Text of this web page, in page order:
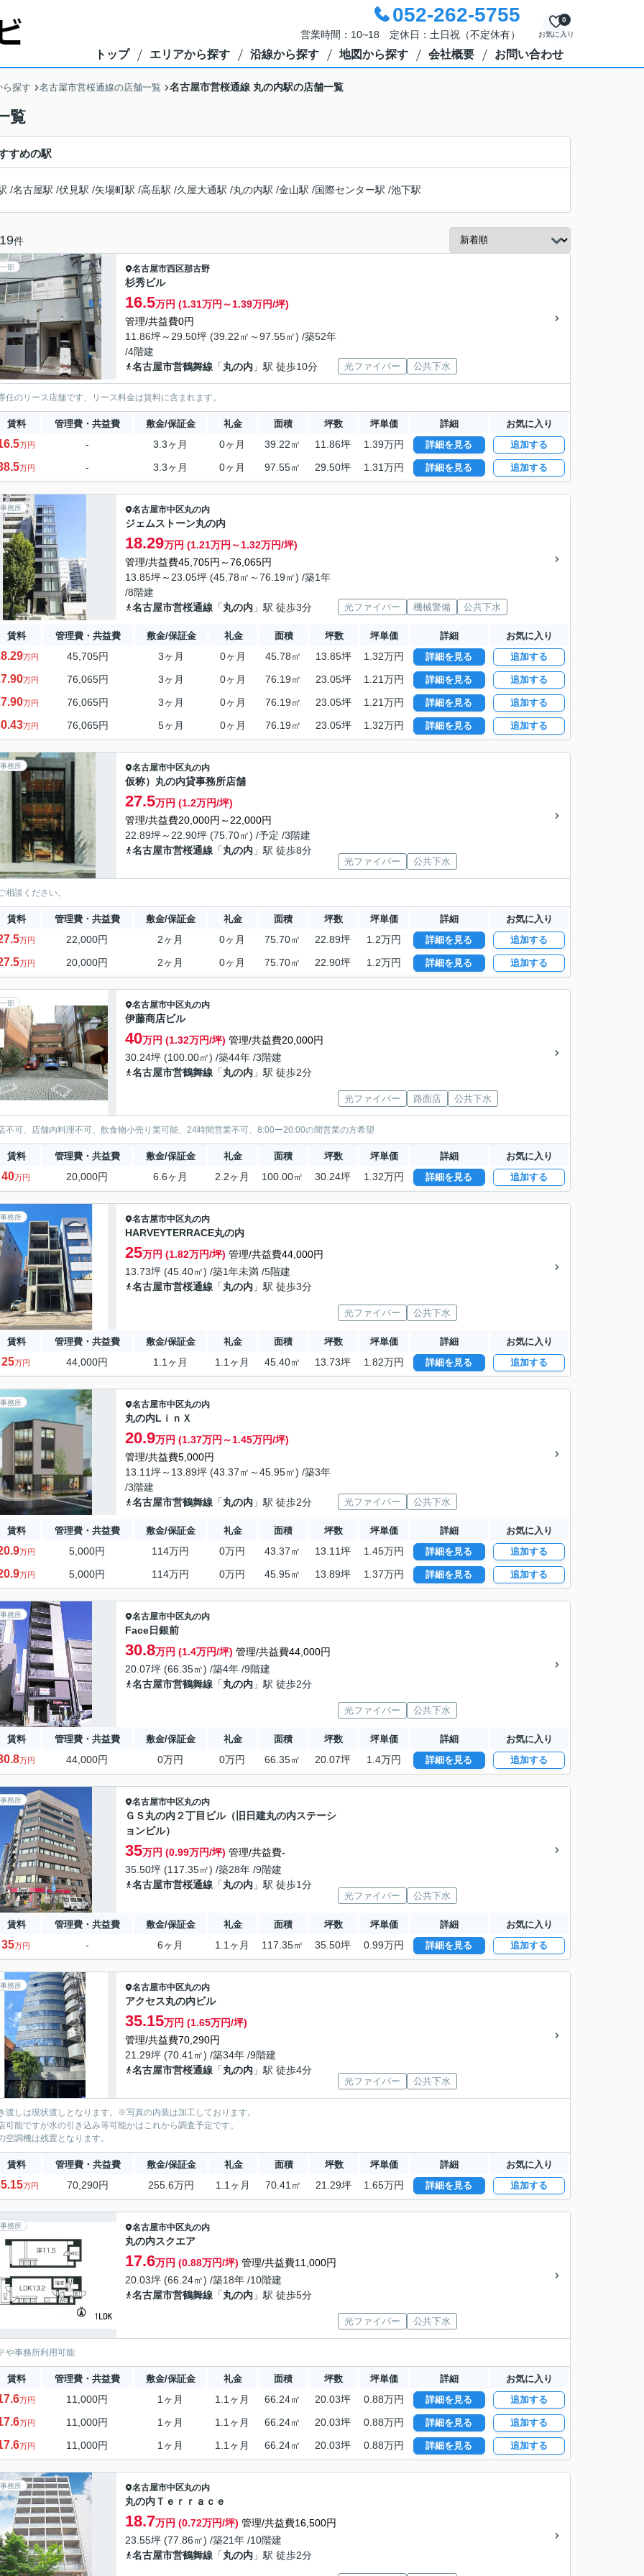
052-262-5755
営業時間：10~18 定休日：土日祝（不定休有） お気に入り
0
トップ エリアから探す 沿線から探す 地図から探す 会社概要 お問い合わせ
ら探す 名古屋市営桜通線の店舗一覧 名古屋市営桜通線 丸の内駅の店舗一覧
覧
すめの駅
/名古屋駅 /伏見駅 /矢場町駅 /高岳駅 /久屋大通駅 /丸の内駅 /金山駅 /国際センター駅 /池下駅
19件
部 名古屋市西区那古野
杉秀ビル
16.5万円 (1.31万円～1.39万円/坪)
管理/共益費0円
11.86坪～29.50坪 (39.22㎡～97.55㎡) /築52年
/4階建
名古屋市営鶴舞線 「丸の内 」駅 徒歩10分 光ファイバー 公共下水
任のリース店舗です、リース料金は賃料に含まれます。
賃料 管理費・共益費 敷金/保証金 礼金 面積 坪数 坪単価 詳細 お気に入り
万円 - 3.3ヶ月 0ヶ月 39.22㎡ 11.86坪 1.39万円 詳細を見る 追加する
万円 - 3.3ヶ月 0ヶ月 97.55㎡ 29.50坪 1.31万円 詳細を見る 追加する
務所 名古屋市中区丸の内
ジェムストーン丸の内
18.29万円 (1.21万円～1.32万円/坪)
管理/共益費45,705円～76,065円
13.85坪～23.05坪 (45.78㎡～76.19㎡) /築1年
/8階建
名古屋市営桜通線 「丸の内 」駅 徒歩3分 光ファイバー 機械警備 公共下水
賃料 管理費・共益費 敷金/保証金 礼金 面積 坪数 坪単価 詳細 お気に入り
万円 45,705円 3ヶ月 0ヶ月 45.78㎡ 13.85坪 1.32万円 詳細を見る 追加する
万円 76,065円 3ヶ月 0ヶ月 76.19㎡ 23.05坪 1.21万円 詳細を見る 追加する
万円 76,065円 3ヶ月 0ヶ月 76.19㎡ 23.05坪 1.21万円 詳細を見る 追加する
万円 76,065円 5ヶ月 0ヶ月 76.19㎡ 23.05坪 1.32万円 詳細を見る 追加する
務所 名古屋市中区丸の内
仮称）丸の内貸事務所店舗
27.5万円 (1.2万円/坪)
管理/共益費20,000円～22,000円
22.89坪～22.90坪 (75.70㎡) /予定 /3階建
名古屋市営桜通線 「丸の内 」駅 徒歩8分
光ファイバー 公共下水
相談ください。
賃料 管理費・共益費 敷金/保証金 礼金 面積 坪数 坪単価 詳細 お気に入り
万円 22,000円 2ヶ月 0ヶ月 75.70㎡ 22.89坪 1.2万円 詳細を見る 追加する
万円 20,000円 2ヶ月 0ヶ月 75.70㎡ 22.90坪 1.2万円 詳細を見る 追加する
部 名古屋市中区丸の内
伊藤商店ビル
40万円 (1.32万円/坪) 管理/共益費20,000円
30.24坪 (100.00㎡) /築44年 /3階建
名古屋市営鶴舞線 「丸の内 」駅 徒歩2分
光ファイバー 路面店 公共下水
不可、店舗内料理不可、飲食物小売り業可能、24時間営業不可、8:00ー20:00の間営業の方希望
賃料 管理費・共益費 敷金/保証金 礼金 面積 坪数 坪単価 詳細 お気に入り
40万円 20,000円 6.6ヶ月 2.2ヶ月 100.00㎡ 30.24坪 1.32万円 詳細を見る 追加する
務所 名古屋市中区丸の内
HARVEYTERRACE丸の内
25万円 (1.82万円/坪) 管理/共益費44,000円
13.73坪 (45.40㎡) /築1年未満 /5階建
名古屋市営桜通線 「丸の内 」駅 徒歩3分
光ファイバー 公共下水
賃料 管理費・共益費 敷金/保証金 礼金 面積 坪数 坪単価 詳細 お気に入り
25万円 44,000円 1.1ヶ月 1.1ヶ月 45.40㎡ 13.73坪 1.82万円 詳細を見る 追加する
務所 名古屋市中区丸の内
丸の内LｉｎＸ
20.9万円 (1.37万円～1.45万円/坪)
管理/共益費5,000円
13.11坪～13.89坪 (43.37㎡～45.95㎡) /築3年
/3階建
名古屋市営鶴舞線 「丸の内 」駅 徒歩2分 光ファイバー 公共下水
賃料 管理費・共益費 敷金/保証金 礼金 面積 坪数 坪単価 詳細 お気に入り
万円 5,000円 114万円 0万円 43.37㎡ 13.11坪 1.45万円 詳細を見る 追加する
万円 5,000円 114万円 0万円 45.95㎡ 13.89坪 1.37万円 詳細を見る 追加する
務所 名古屋市中区丸の内
Face日銀前
30.8万円 (1.4万円/坪) 管理/共益費44,000円
20.07坪 (66.35㎡) /築4年 /9階建
名古屋市営鶴舞線 「丸の内 」駅 徒歩2分
光ファイバー 公共下水
賃料 管理費・共益費 敷金/保証金 礼金 面積 坪数 坪単価 詳細 お気に入り
万円 44,000円 0万円 0万円 66.35㎡ 20.07坪 1.4万円 詳細を見る 追加する
務所 名古屋市中区丸の内
ＧＳ丸の内２丁目ビル（旧日建丸の内ステーシ
ョンビル）
35万円 (0.99万円/坪) 管理/共益費-
35.50坪 (117.35㎡) /築28年 /9階建
名古屋市営桜通線 「丸の内 」駅 徒歩1分
光ファイバー 公共下水
賃料 管理費・共益費 敷金/保証金 礼金 面積 坪数 坪単価 詳細 お気に入り
35万円 - 6ヶ月 1.1ヶ月 117.35㎡ 35.50坪 0.99万円 詳細を見る 追加する
務所 名古屋市中区丸の内
アクセス丸の内ビル
35.15万円 (1.65万円/坪)
管理/共益費70,290円
21.29坪 (70.41㎡) /築34年 /9階建
名古屋市営桜通線 「丸の内 」駅 徒歩4分
光ファイバー 公共下水
渡しは現状渡しとなります。※写真の内装は加工しております。
可能ですが水の引き込み等可能かはこれから調査予定です。
空調機は残置となります。
賃料 管理費・共益費 敷金/保証金 礼金 面積 坪数 坪単価 詳細 お気に入り
万円 70,290円 255.6万円 1.1ヶ月 70.41㎡ 21.29坪 1.65万円 詳細を見る 追加する
務所 名古屋市中区丸の内
丸の内スクエア
17.6万円 (0.88万円/坪) 管理/共益費11,000円
20.03坪 (66.24㎡) /築18年 /10階建
名古屋市営鶴舞線 「丸の内 」駅 徒歩5分
光ファイバー 公共下水
や事務所利用可能
賃料 管理費・共益費 敷金/保証金 礼金 面積 坪数 坪単価 詳細 お気に入り
万円 11,000円 1ヶ月 1.1ヶ月 66.24㎡ 20.03坪 0.88万円 詳細を見る 追加する
万円 11,000円 1ヶ月 1.1ヶ月 66.24㎡ 20.03坪 0.88万円 詳細を見る 追加する
万円 11,000円 1ヶ月 1.1ヶ月 66.24㎡ 20.03坪 0.88万円 詳細を見る 追加する
務所 名古屋市中区丸の内
丸の内Ｔｅｒｒａｃｅ
18.7万円 (0.72万円/坪) 管理/共益費16,500円
23.55坪 (77.86㎡) /築21年 /10階建
名古屋市営鶴舞線 「丸の内 」駅 徒歩2分